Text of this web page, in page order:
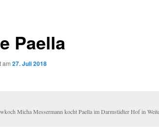
Paella
am 27. Juli 2018
Micha Messermann kocht Paella im Darmstädter Hof in